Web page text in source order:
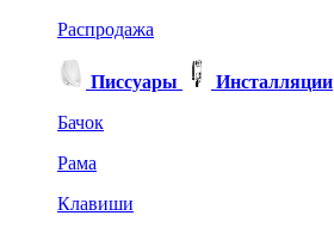
Распродажа
Писсуары
Инсталляции
Бачок
Рама
Клавиши